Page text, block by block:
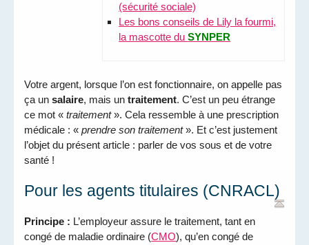
(sécurité sociale)
Les bons conseils de Lily la fourmi,
la mascotte duSYNPER
Votre argent, lorsque l’on est fonctionnaire, on appelle pas
ça unsalaire, mais untraitement. C’est un peu étrange
ce mot «traitement». Cela ressemble à une prescription
médicale : «prendre son traitement». Et c’est justement
l’objet du présent article : parler de vos sous et de votre
santé !
Pour les agents titulaires (CNRACL)
Principe : L’employeur assure le traitement, tant en
congé de maladie ordinaire (CMO), qu’en congé de